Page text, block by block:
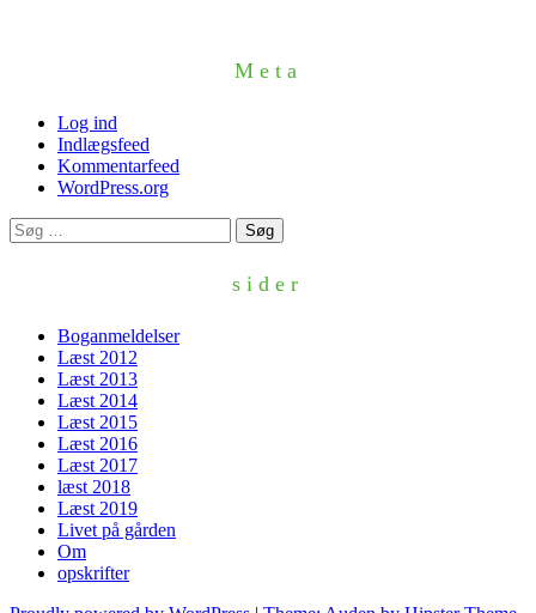
Meta
Log ind
Indlægsfeed
Kommentarfeed
WordPress.org
Søg
efter:
sider
Boganmeldelser
Læst 2012
Læst 2013
Læst 2014
Læst 2015
Læst 2016
Læst 2017
læst 2018
Læst 2019
Livet på gården
Om
opskrifter